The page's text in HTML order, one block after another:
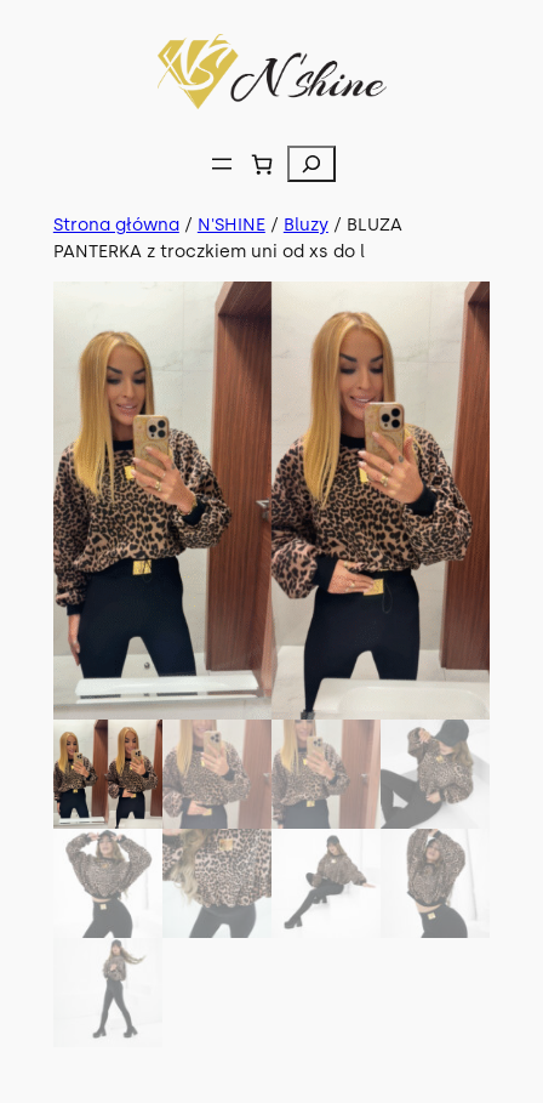
Szukaj
Strona główna/ N'SHINE/ Bluzy/ BLUZA
PANTERKA z troczkiem uni od xs do l